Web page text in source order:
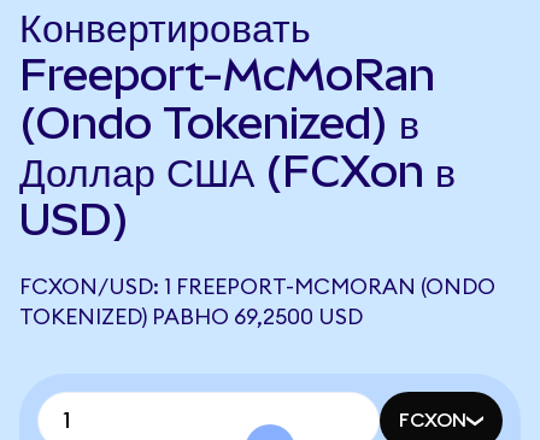
Конвертировать
Freeport-McMoRan
(Ondo Tokenized) в
Доллар США (FCXon в
USD)
FCXON/USD: 1 FREEPORT-MCMORAN (ONDO
TOKENIZED) РАВНО 69,2500 USD
FCXON